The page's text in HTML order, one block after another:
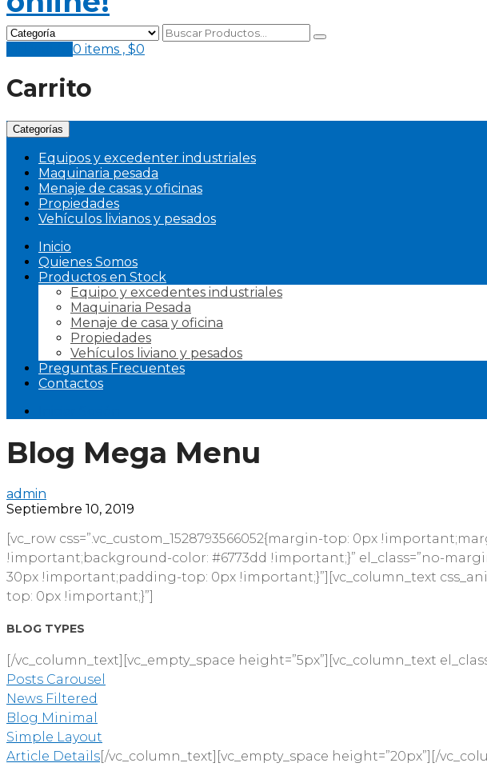
0 items , $0
Carrito
Categorías
Equipos y excedenter industriales
Maquinaria pesada
Menaje de casas y oficinas
Propiedades
Vehículos livianos y pesados
Inicio
Quienes Somos
Productos en Stock
Equipo y excedentes industriales
Maquinaria Pesada
Menaje de casa y oficina
Propiedades
Vehículos liviano y pesados
Preguntas Frecuentes
Contactos
Blog Mega Menu
admin
Septiembre 10, 2019
[vc_row css=”.vc_custom_1528793566052{margin-top: 0px
!important;background-color: #6773dd !important;}” el_class=”no-
30px !important;padding-top: 0px !important;}”][vc_column_text
top: 0px !important;}”]
BLOG TYPES
[/vc_column_text][vc_empty_space height=”5px”][vc_column_text
Posts Carousel
News Filtered
Blog Minimal
Simple Layout
Article Details[/vc_column_text][vc_empty_space height=”20px”][/